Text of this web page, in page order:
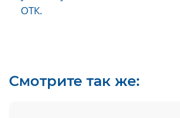
ОТК.
Смотрите так же: